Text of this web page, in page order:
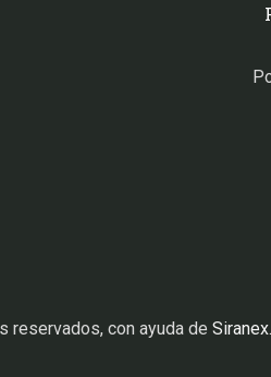
reservados, con ayuda de